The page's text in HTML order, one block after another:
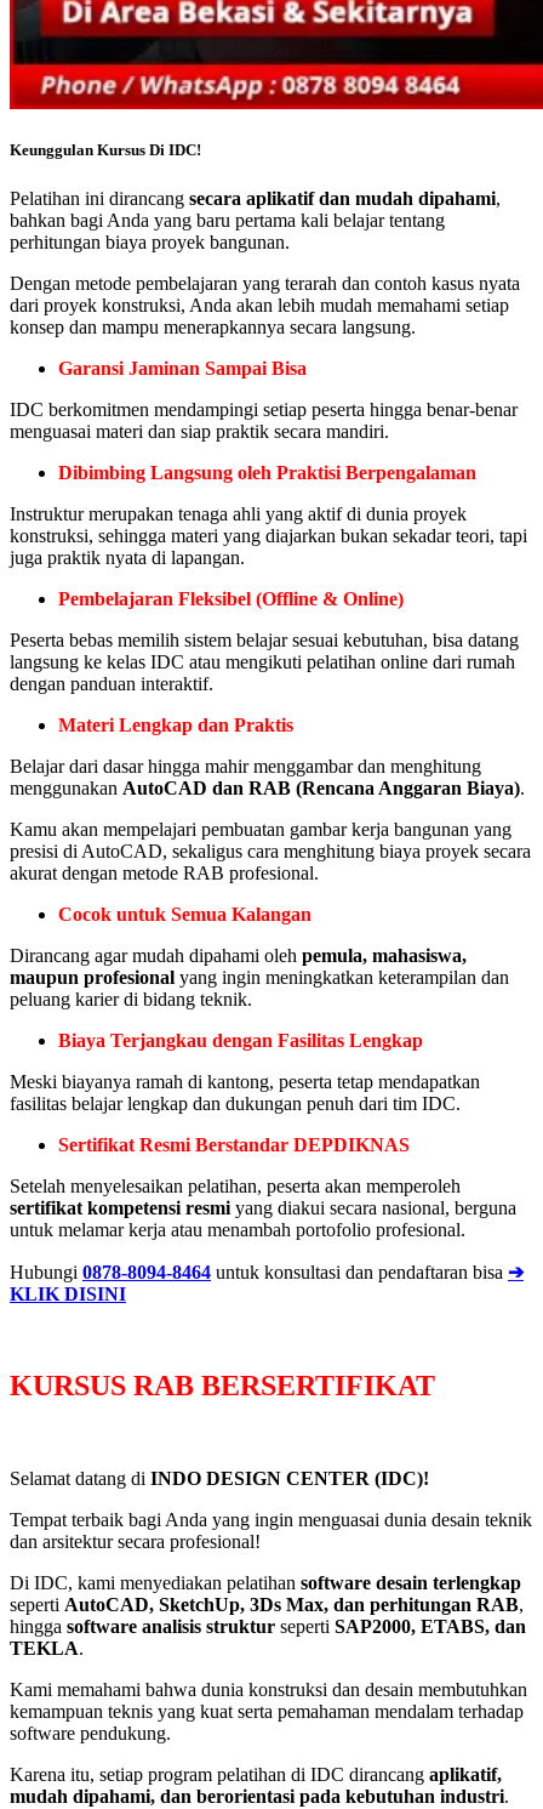
Keunggulan Kursus Di IDC!
Pelatihan ini dirancang secara aplikatif dan mudah dipahami,
bahkan bagi Anda yang baru pertama kali belajar tentang
perhitungan biaya proyek bangunan.
Dengan metode pembelajaran yang terarah dan contoh kasus nyata
dari proyek konstruksi, Anda akan lebih mudah memahami setiap
konsep dan mampu menerapkannya secara langsung.
Garansi Jaminan Sampai Bisa
IDC berkomitmen mendampingi setiap peserta hingga benar-benar
menguasai materi dan siap praktik secara mandiri.
Dibimbing Langsung oleh Praktisi Berpengalaman
Instruktur merupakan tenaga ahli yang aktif di dunia proyek
konstruksi, sehingga materi yang diajarkan bukan sekadar teori, tapi
juga praktik nyata di lapangan.
Pembelajaran Fleksibel (Offline & Online)
Peserta bebas memilih sistem belajar sesuai kebutuhan, bisa datang
langsung ke kelas IDC atau mengikuti pelatihan online dari rumah
dengan panduan interaktif.
Materi Lengkap dan Praktis
Belajar dari dasar hingga mahir menggambar dan menghitung
menggunakan AutoCAD dan RAB (Rencana Anggaran Biaya).
Kamu akan mempelajari pembuatan gambar kerja bangunan yang
presisi di AutoCAD, sekaligus cara menghitung biaya proyek secara
akurat dengan metode RAB profesional.
Cocok untuk Semua Kalangan
Dirancang agar mudah dipahami oleh pemula, mahasiswa,
maupun profesional yang ingin meningkatkan keterampilan dan
peluang karier di bidang teknik.
Biaya Terjangkau dengan Fasilitas Lengkap
Meski biayanya ramah di kantong, peserta tetap mendapatkan
fasilitas belajar lengkap dan dukungan penuh dari tim IDC.
Sertifikat Resmi Berstandar DEPDIKNAS
Setelah menyelesaikan pelatihan, peserta akan memperoleh
sertifikat kompetensi resmi yang diakui secara nasional, berguna
untuk melamar kerja atau menambah portofolio profesional.
Hubungi 0878-8094-8464 untuk konsultasi dan pendaftaran bisa ➔
KLIK DISINI
KURSUS RAB BERSERTIFIKAT
Selamat datang di INDO DESIGN CENTER (IDC)!
Tempat terbaik bagi Anda yang ingin menguasai dunia desain teknik
dan arsitektur secara profesional!
Di IDC, kami menyediakan pelatihan software desain terlengkap
seperti AutoCAD, SketchUp, 3Ds Max, dan perhitungan RAB,
hingga software analisis struktur seperti SAP2000, ETABS, dan
TEKLA.
Kami memahami bahwa dunia konstruksi dan desain membutuhkan
kemampuan teknis yang kuat serta pemahaman mendalam terhadap
software pendukung.
Karena itu, setiap program pelatihan di IDC dirancang aplikatif,
mudah dipahami, dan berorientasi pada kebutuhan industri.